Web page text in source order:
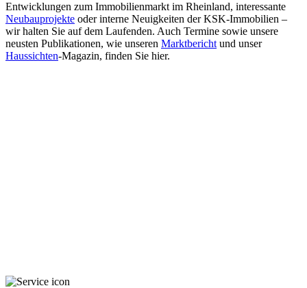
Entwicklungen zum Immobilienmarkt im Rheinland, interessante
Neubauprojekte oder interne Neuigkeiten der KSK-Immobilien –
wir halten Sie auf dem Laufenden. Auch Termine sowie unsere
neusten Publikationen, wie unseren Marktbericht und unser
Haussichten-Magazin, finden Sie hier.